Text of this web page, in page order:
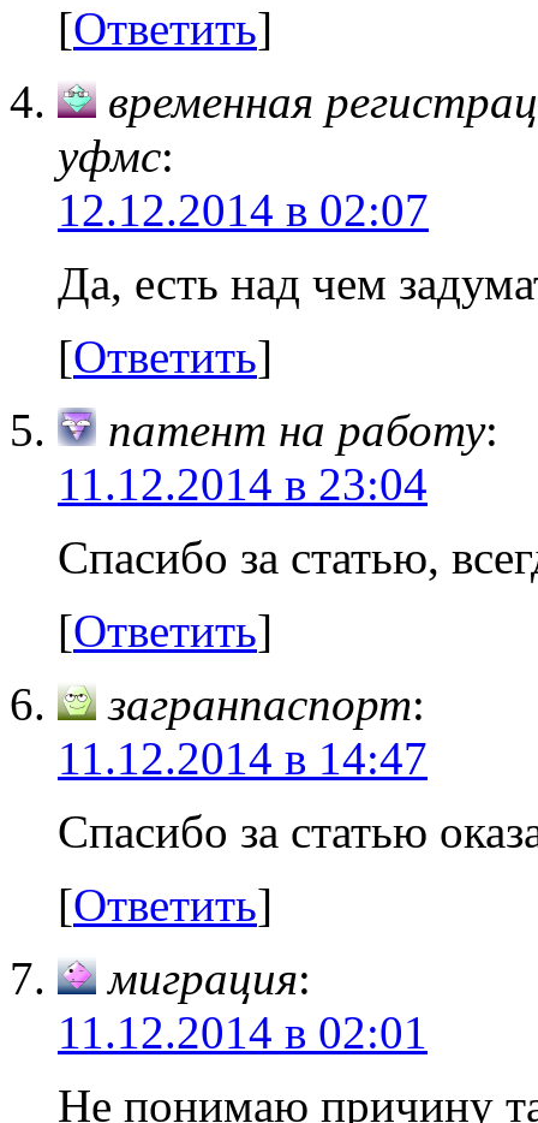
[Ответить]
временная
уфмс:
12.12.2014 в 02:07
Да, есть над чем
[Ответить]
патент на работу:
11.12.2014 в 23:04
Спасибо за статью,
[Ответить]
загранпаспорт:
11.12.2014 в 14:47
Спасибо за статью
[Ответить]
миграция:
11.12.2014 в 02:01
Не понимаю причину